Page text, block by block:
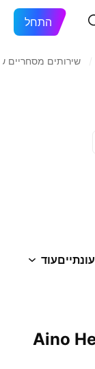
התחל
שירותים מסחריים
עונתייםעוד